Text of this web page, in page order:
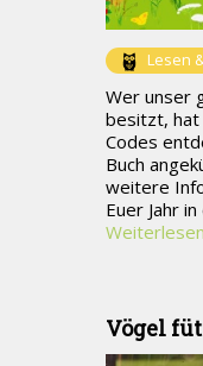
Lesen
Wer unser
besitzt, hat
Codes
Buch
weitere
Euer Jahr
Weiterlesen
Vögel